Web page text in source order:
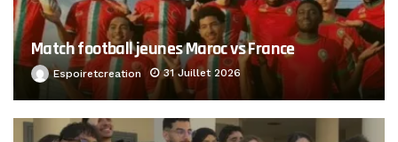
Match football jeunes Maroc vs France
Espoiretcreation 31 Juillet 2026